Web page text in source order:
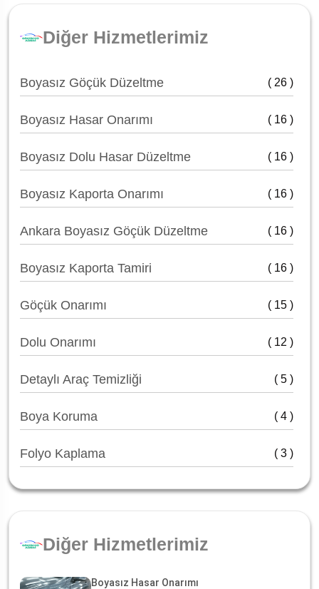
Diğer Hizmetlerimiz
Boyasız Göçük Düzeltme ( 26 )
Boyasız Hasar Onarımı ( 16 )
Boyasız Dolu Hasar Düzeltme ( 16 )
Boyasız Kaporta Onarımı ( 16 )
Ankara Boyasız Göçük Düzeltme ( 16 )
Boyasız Kaporta Tamiri ( 16 )
Göçük Onarımı ( 15 )
Dolu Onarımı ( 12 )
Detaylı Araç Temizliği ( 5 )
Boya Koruma ( 4 )
Folyo Kaplama ( 3 )
Diğer Hizmetlerimiz
Boyasız Hasar Onarımı